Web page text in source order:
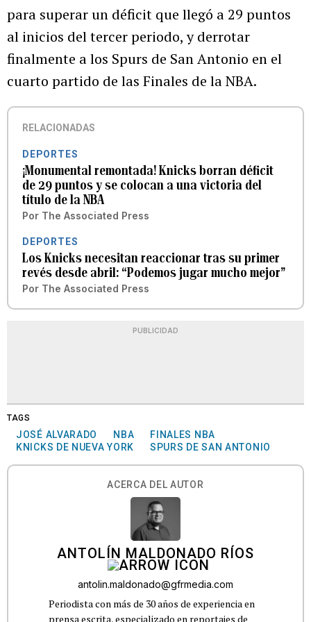
para superar un déficit que llegó a 29 puntos
al inicios del tercer periodo, y derrotar
finalmente a los Spurs de San Antonio en el
cuarto partido de las Finales de la NBA.
RELACIONADAS
DEPORTES
¡Monumental remontada! Knicks borran déficit
de 29 puntos y se colocan a una victoria del
título de la NBA
Por The Associated Press
DEPORTES
Los Knicks necesitan reaccionar tras su primer
revés desde abril: “Podemos jugar mucho mejor”
Por The Associated Press
PUBLICIDAD
TAGS
JOSÉ ALVARADO NBA
FINALES NBA
KNICKS DE NUEVA YORK
SPURS DE SAN ANTONIO
ACERCA DEL AUTOR
ANTOLÍN MALDONADO RÍOS
antolin.maldonado@gfrmedia.com
Periodista con más de 30 años de experiencia en
prensa escrita, especializado en reportajes de